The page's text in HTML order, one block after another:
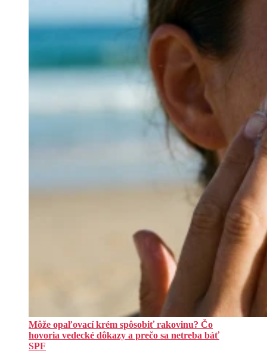
Môže opaľovací krém spôsobiť rakovinu? Čo
hovoria vedecké dôkazy a prečo sa netreba báť
SPF